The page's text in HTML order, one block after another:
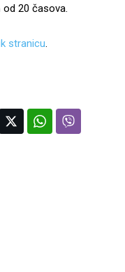
20 časova.
stranicu.